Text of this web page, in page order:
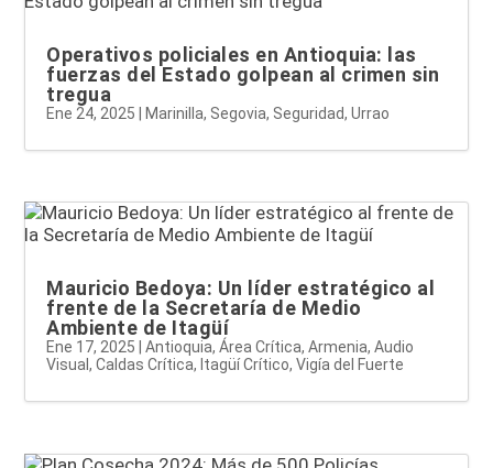
Operativos policiales en Antioquia: las
fuerzas del Estado golpean al crimen sin
tregua
Ene 24, 2025 Marinilla, Segovia, Seguridad,Urrao
Mauricio Bedoya: Un líder estratégico al
frente de la Secretaría de Medio
Ambiente de Itagüí
Ene 17, 2025 |Antioquia,Área Crítica,Armenia,Audio
Visual,Caldas Crítica, Itagüí Crítico,Vigía del Fuerte